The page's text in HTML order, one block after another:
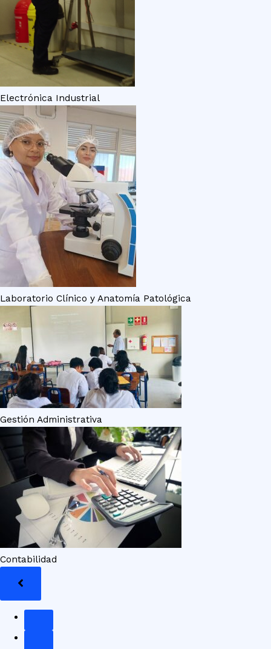
Electrónica Industrial
Laboratorio Clínico y Anatomía Patológica
Gestión Administrativa
Contabilidad